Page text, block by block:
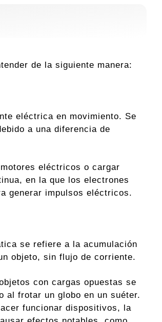
de la siguiente manera:
eléctrica en movimiento. Se
a una diferencia de
eléctricos o cargar
en la que los electrones
generar impulsos eléctricos.
se refiere a la acumulación
objeto, sin flujo de corriente.
con cargas opuestas se
al frotar un globo en un suéter.
funcionar dispositivos, la